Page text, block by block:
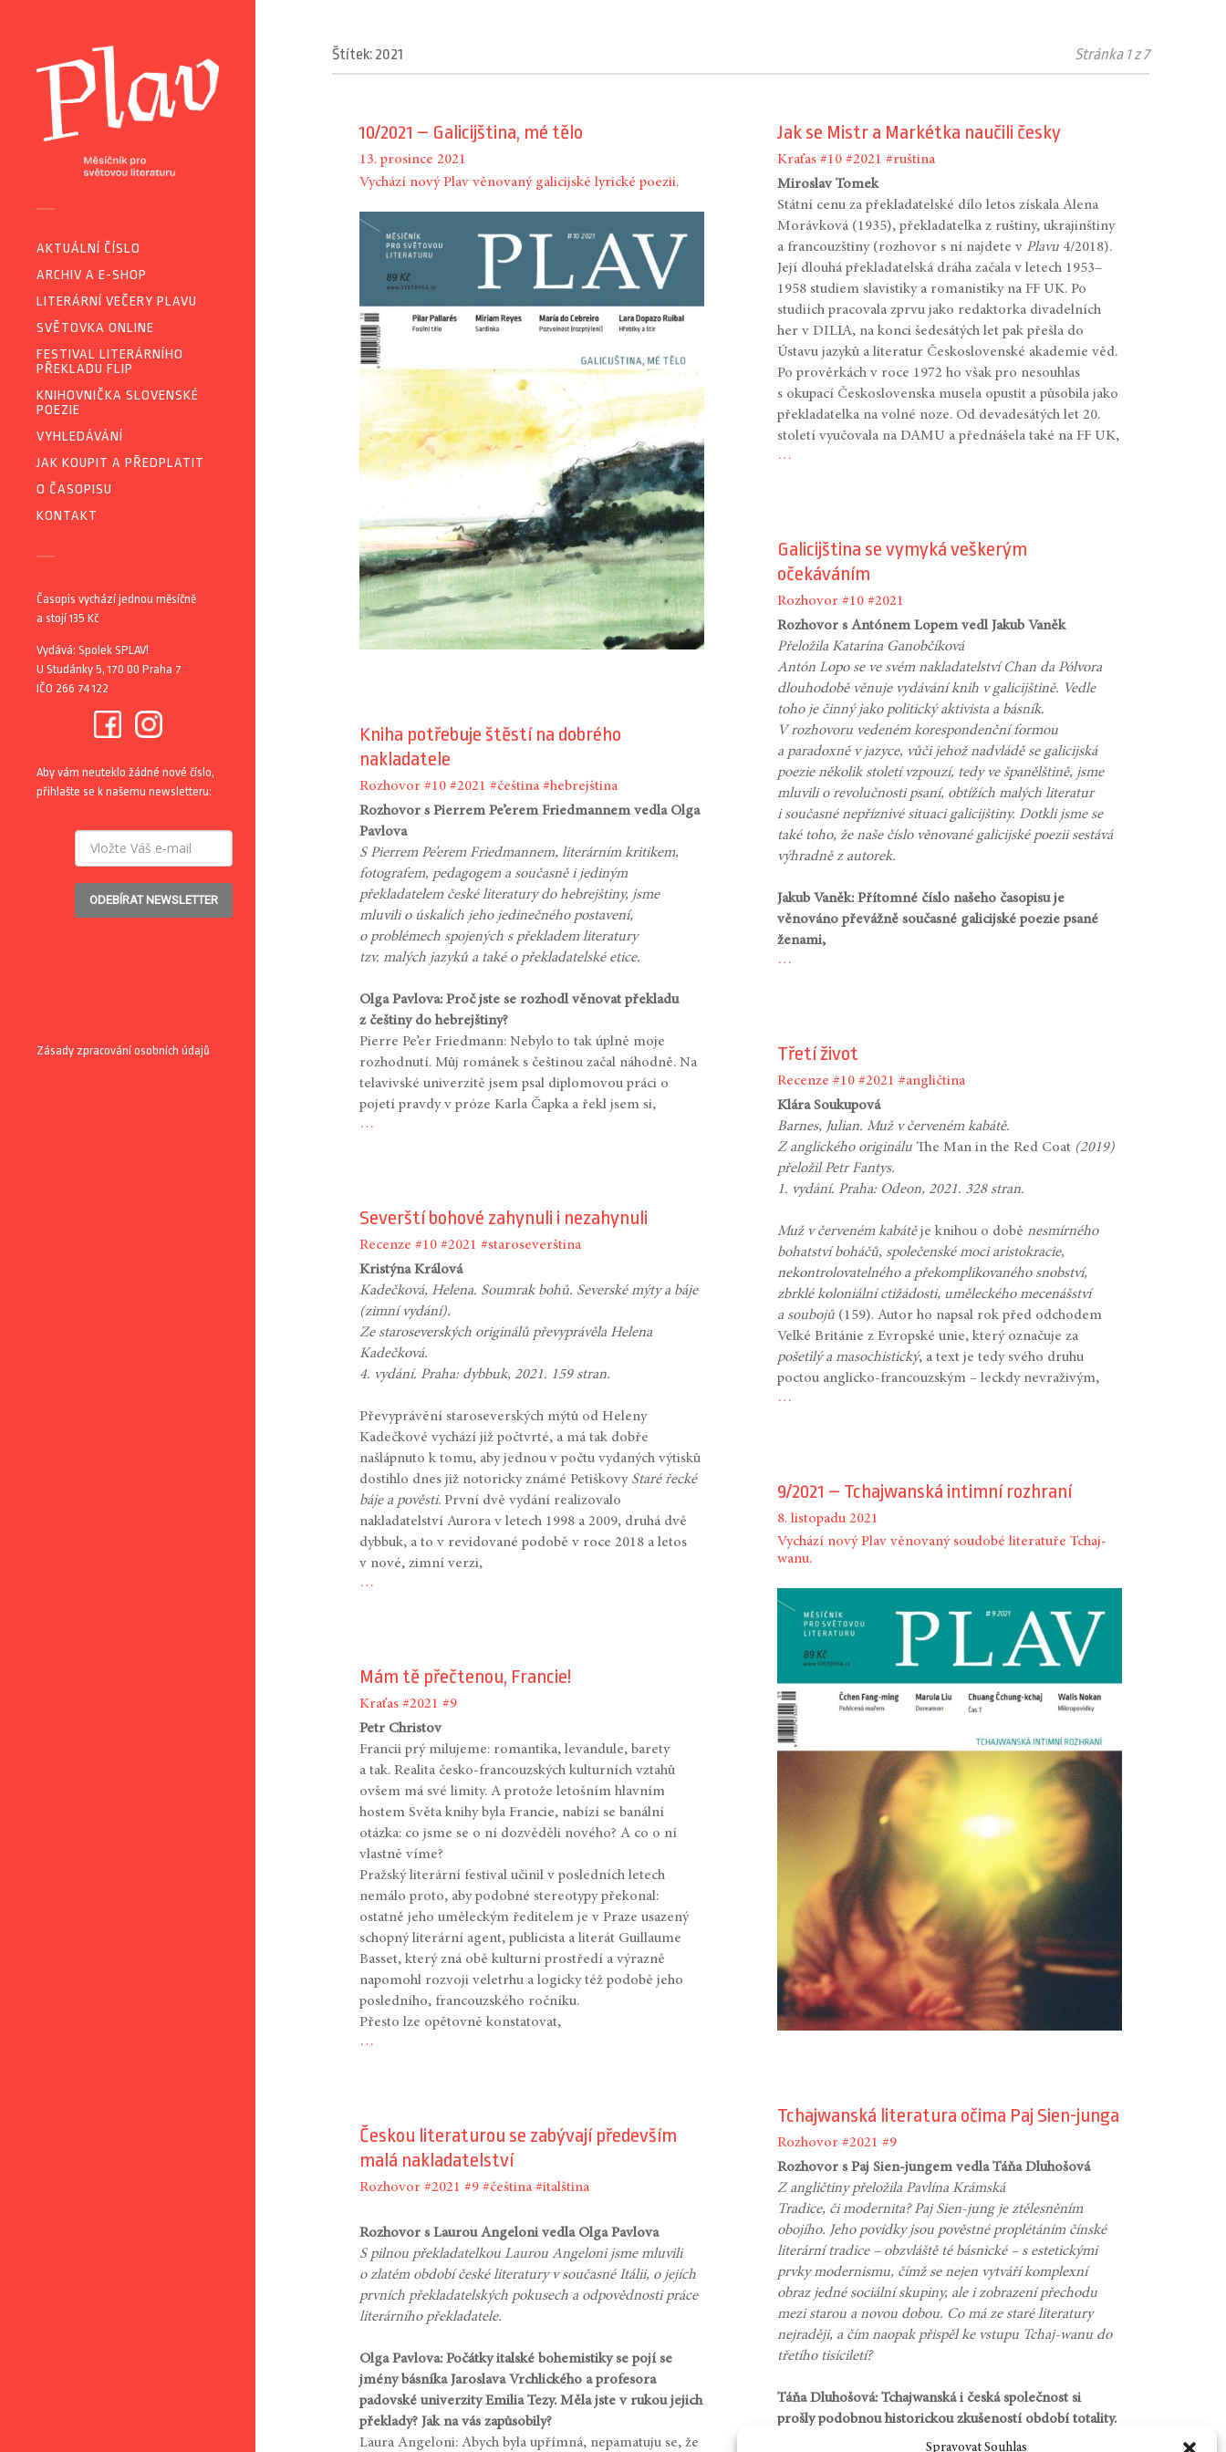
Spravovat Souhlas
AKTUÁLNÍ ČÍSLO
ARCHIV A E-SHOP
LITERÁRNÍ VEČERY PLAVU
SVĚTOVKA ONLINE
FESTIVAL LITERÁRNÍHO
PŘEKLADU FLIP
KNIHOVNIČKA SLOVENSKÉ
POEZIE
VYHLEDÁVÁNÍ
JAK KOUPIT A PŘEDPLATIT
O ČASOPISU
KONTAKT
Časopis vychází jednou měsíčně
a stojí 135 Kč
Vydává: Spolek SPLAV!
U Studánky 5, 170 00 Praha 7
IČO 266 74 122
Aby vám neuteklo žádné nové číslo,
přihlašte se k našemu newsletteru:
ODEBÍRAT NEWSLETTER
Zásady zpracování osobních údajů
Štítek: 2021 Stránka 1 z 7
10/2021 – Galicijština, mé tělo
13. prosince 2021
Vychází nový Plav věnovaný galicijské lyrické poezii.
Jak se Mistr a Markétka naučili česky
Kraťas #10 #2021 #ruština
Miroslav Tomek
Státní cenu za překladatelské dílo letos získala Alena
Morávková (1935), překladatelka z ruštiny, ukrajinštiny
a francouzštiny (rozhovor s ní najdete v Plavu 4/2018).
Její dlouhá překladatelská dráha začala v letech 1953–
1958 studiem slavistiky a romanistiky na FF UK. Po
studiích pracovala zprvu jako redaktorka divadelních
her v DILIA, na konci šedesátých let pak přešla do
Ústavu jazyků a literatur Československé akademie věd.
Po prověrkách v roce 1972 ho však pro nesouhlas
s okupací Československa musela opustit a působila jako
překladatelka na volné noze. Od devadesátých let 20.
století vyučovala na DAMU a přednášela také na FF UK,
…
Galicijština se vymyká veškerým
očekáváním
Rozhovor #10 #2021
Rozhovor s Antónem Lopem vedl Jakub Vaněk
Přeložila Katarína Ganobčíková
Antón Lopo se ve svém nakladatelství Chan da Pólvora
dlouhodobě věnuje vydávání knih v galicijštině. Vedle
toho je činný jako politický aktivista a básník.
V rozhovoru vedeném korespondenční formou
a paradoxně v jazyce, vůči jehož nadvládě se galicijská
poezie několik století vzpouzí, tedy ve španělštině, jsme
mluvili o revolučnosti psaní, obtížích malých literatur
i současné nepříznivé situaci galicijštiny. Dotkli jsme se
také toho, že naše číslo věnované galicijské poezii sestává
výhradně z autorek.
Jakub Vaněk: Přítomné číslo našeho časopisu je
věnováno převážně současné galicijské poezie psané
ženami,
…
Kniha potřebuje štěstí na dobrého
nakladatele
Rozhovor #10 #2021 #čeština #hebrejština
Rozhovor s Pierrem Pe’erem Friedmannem vedla Olga
Pavlova
S Pierrem Pe’erem Friedmannem, literárním kritikem,
fotografem, pedagogem a současně i jediným
překladatelem české literatury do hebrejštiny, jsme
mluvili o úskalích jeho jedinečného postavení,
o problémech spojených s překladem literatury
tzv. malých jazyků a také o překladatelské etice.
Olga Pavlova: Proč jste se rozhodl věnovat překladu
z češtiny do hebrejštiny?
Pierre Pe’er Friedmann: Nebylo to tak úplně moje
rozhodnutí. Můj románek s češtinou začal náhodně. Na
telavivské univerzitě jsem psal diplomovou práci o
pojetí pravdy v próze Karla Čapka a řekl jsem si,
…
Třetí život
Recenze #10 #2021 #angličtina
Klára Soukupová
Barnes, Julian. Muž v červeném kabátě.
Z anglického originálu The Man in the Red Coat (2019)
přeložil Petr Fantys.
1. vydání. Praha: Odeon, 2021. 328 stran.
Muž v červeném kabátěje knihou o době nesmírného
bohatství boháčů, společenské moci aristokracie,
nekontrolovatelného a překomplikovaného snobství,
zbrklé koloniální ctižádosti, uměleckého mecenášství
a soubojů (159). Autor ho napsal rok před odchodem
Velké Británie z Evropské unie, který označuje za
pošetilý a masochistický, a text je tedy svého druhu
poctou anglicko­-francouzským – leckdy nevraživým,
…
Severští bohové zahynuli i nezahynuli
Recenze #10 #2021 #staroseverština
Kristýna Králová
Kadečková, Helena. Soumrak bohů. Severské mýty a báje
(zimní vydání).
Ze staroseverských originálů převyprávěla Helena
Kadečková.
4. vydání. Praha: dybbuk, 2021. 159 stran.
Převyprávění staroseverských mýtů od Heleny
Kadečkové vychází již počtvrté, a má tak dobře
našlápnuto k tomu, aby jednou v počtu vydaných výtisků
dostihlo dnes již notoricky známé Petiškovy Staré řecké
báje a pověsti. První dvě vydání realizovalo
nakladatelství Aurora v letech 1998 a 2009, druhá dvě
dybbuk, a to v revidované podobě v roce 2018 a letos
v nové, zimní verzi,
…
9/2021 – Tchajwanská intimní rozhraní
8. listopadu 2021
Vychází nový Plav věnovaný soudobé literatuře Tchaj-
wanu.
Mám tě přečtenou, Francie!
Kraťas #2021 #9
Petr Christov
Francii prý milujeme: romantika, levandule, barety
a tak. Realita česko-francouzských kulturních vztahů
ovšem má své limity. A protože letošním hlavním
hostem Světa knihy byla Francie, nabízí se banální
otázka: co jsme se o ní dozvěděli nového? A co o ní
vlastně víme?
Pražský literární festival učinil v posledních letech
nemálo proto, aby podobné stereotypy překonal:
ostatně jeho uměleckým ředitelem je v Praze usazený
schopný literární agent, publicista a literát Guillaume
Basset, který zná obě kulturní prostředí a výrazně
napomohl rozvoji veletrhu a logicky též podobě jeho
posledního, francouzského ročníku.
Přesto lze opětovně konstatovat,
…
Tchajwanská literatura očima Paj Sien-junga
Rozhovor #2021 #9
Rozhovor s Paj Sien-jungem vedla Táňa Dluhošová
Z angličtiny přeložila Pavlína Krámská
Tradice, či modernita? Paj Sien-jung je ztělesněním
obojího. Jeho povídky jsou pověstné proplétáním čínské
literární tradice – obzvláště té básnické – s estetickými
prvky modernismu, čímž se nejen vytváří komplexní
obraz jedné sociální skupiny, ale i zobrazení přechodu
mezi starou a novou dobou. Co má ze staré literatury
nejraději, a čím naopak přispěl ke vstupu Tchaj-wanu do
třetího tisíciletí?
Táňa Dluhošová: Tchajwanská i česká společnost si
prošly podobnou historickou zkušeností období totality.
Vy jste v tomto období začínal psát a vydávat časopis.
Českou literaturou se zabývají především
malá nakladatelství
Rozhovor #2021 #9 #čeština #italština
Rozhovor s Laurou Angeloni vedla Olga Pavlova
S pilnou překladatelkou Laurou Angeloni jsme mluvili
o zlatém období české literatury v současné Itálii, o jejích
prvních překladatelských pokusech a odpovědnosti práce
literárního překladatele.
Olga Pavlova: Počátky italské bohemistiky se pojí se
jmény básníka Jaroslava Vrchlického a profesora
padovské univerzity Emilia Tezy. Měla jste v rukou jejich
překlady? Jak na vás zapůsobily?
Laura Angeloni: Abych byla upřímná, nepamatuju se, že